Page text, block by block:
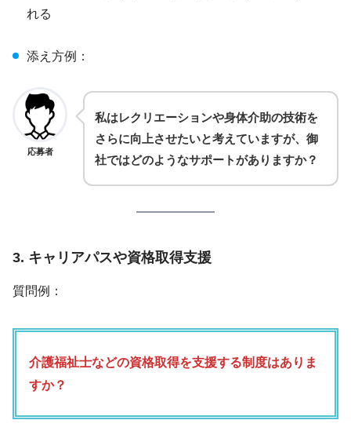
れる
添え方例：
応募者
私はレクリエーションや身体介助の技術を
さらに向上させたいと考えていますが、御
社ではどのようなサポートがありますか？
3. キャリアパスや資格取得支援
質問例：
介護福祉士などの資格取得を支援する制度はありま
すか？